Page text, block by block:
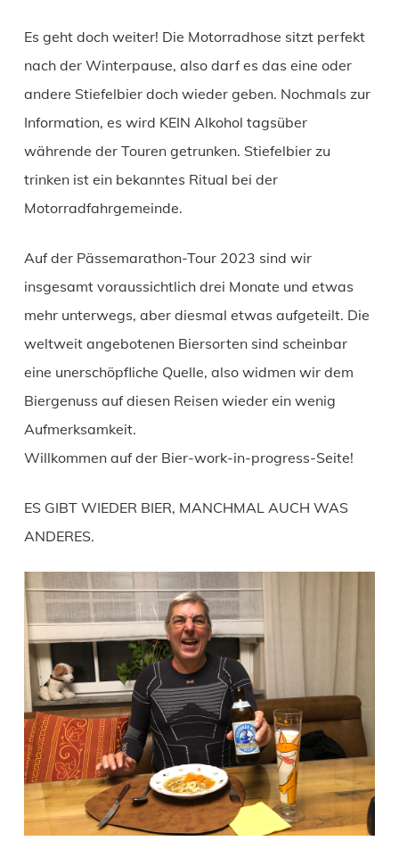
Es geht doch weiter! Die Motorradhose sitzt perfekt
nach der Winterpause, also darf es das eine oder
andere Stiefelbier doch wieder geben. Nochmals zur
Information, es wird KEIN Alkohol tagsüber
währende der Touren getrunken. Stiefelbier zu
trinken ist ein bekanntes Ritual bei der
Motorradfahrgemeinde.
Auf der Pässemarathon-Tour 2023 sind wir
insgesamt voraussichtlich drei Monate und etwas
mehr unterwegs, aber diesmal etwas aufgeteilt. Die
weltweit angebotenen Biersorten sind scheinbar
eine unerschöpfliche Quelle, also widmen wir dem
Biergenuss auf diesen Reisen wieder ein wenig
Aufmerksamkeit.
Willkommen auf der Bier-work-in-progress-Seite!
ES GIBT WIEDER BIER, MANCHMAL AUCH WAS
ANDERES.